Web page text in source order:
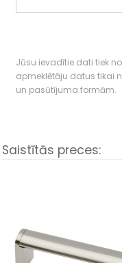
Jūsu ievadītie dati tiek
apmeklētāju datus tikai
un pasūtījuma formām.
Saistītās preces: